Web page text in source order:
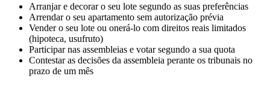
Arranjar e decorar o seu lote segundo as suas preferências
Arrendar o seu apartamento sem autorização prévia
Vender o seu lote ou onerá-lo com direitos reais limitados
(hipoteca, usufruto)
Participar nas assembleias e votar segundo a sua quota
Contestar as decisões da assembleia perante os tribunais no
prazo de um mês